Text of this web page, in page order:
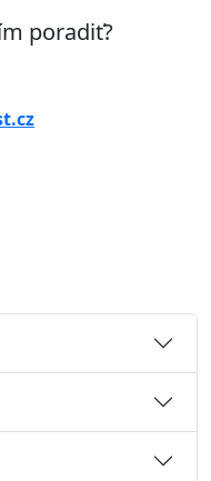
poradiť?